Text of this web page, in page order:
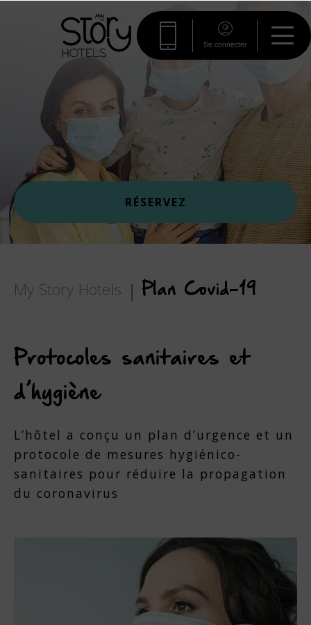
Se connecter
RÉSERVEZ
My Story Hotels Plan Covid-19
Protocoles sanitaires et
d’hygiène
L’hôtel a conçu un plan d’urgence et un
protocole de mesures hygiénico-
sanitaires pour réduire la propagation
du coronavirus